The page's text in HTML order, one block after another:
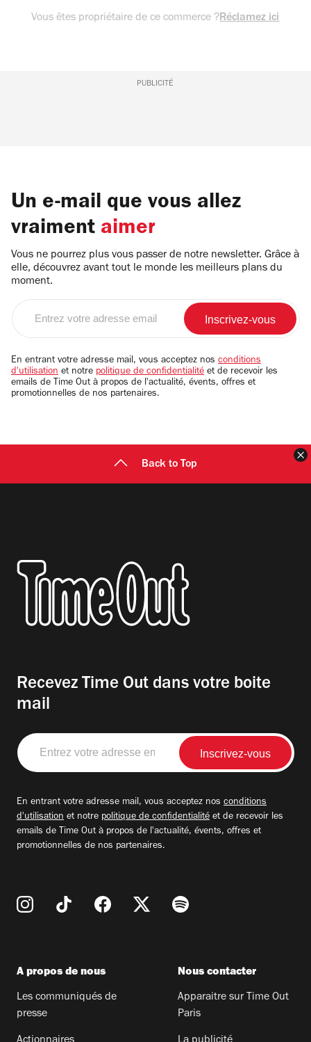
Vous êtes propriétaire de ce commerce ?Réclamez ici
PUBLICITÉ
Un e-mail que vous allez
vraiment aimer
Vous ne pourrez plus vous passer de notre newsletter. Grâce à
elle, découvrez avant tout le monde les meilleurs plans du
moment.
email
En entrant votre adresse mail, vous acceptez nos conditions
d'utilisation et notre politique de confidentialité et de recevoir les
emails de Time Out à propos de l'actualité, évents, offres et
promotionnelles de nos partenaires.
Back to Top
Recevez Time Out dans votre boite
mail
Entrez
votre
adresse
En entrant votre adresse mail, vous acceptez nos conditions
d'utilisation et notre politique de confidentialité et de recevoir les
emails de Time Out à propos de l'actualité, évents, offres et
promotionnelles de nos partenaires.
A propos de nous
Les communiqués de
presse
Nous contacter
Apparaitre sur Time Out
Paris